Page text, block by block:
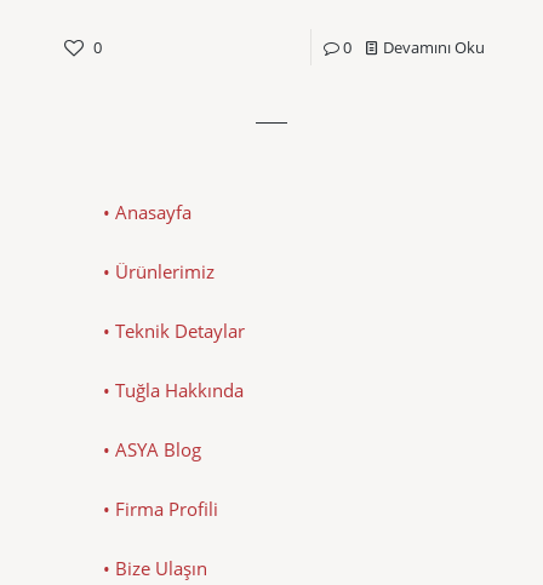
0 0 Devamını Oku
• Anasayfa
• Ürünlerimiz
• Teknik Detaylar
• Tuğla Hakkında
• ASYA Blog
• Firma Profili
• Bize Ulaşın